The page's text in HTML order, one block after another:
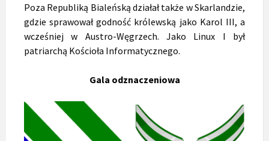
Poza Republiką Bialeńską działał także w Skarlandzie,
gdzie sprawował godność królewską jako Karol III, a
wcześniej w Austro-Węgrzech. Jako Linux I był
patriarchą Kościoła Informatycznego.
Gala odznaczeniowa